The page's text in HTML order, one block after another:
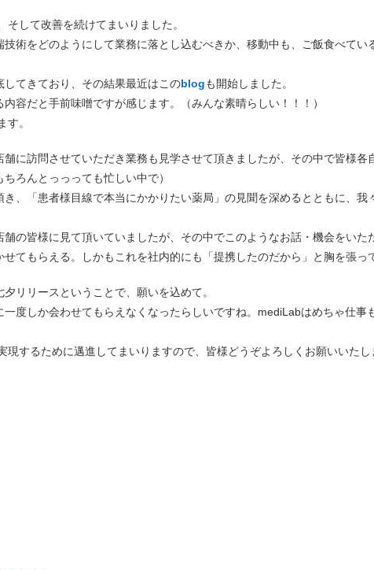
して 改善を続けてまいりました。
術をどのようにして業務に落とし込むべきか、移動中も、ご飯食べて
てきており、その結果最近はこのblogも開始しました。
容だと手前味噌ですが感じます。（みんな素晴らしい！！！）
す。
に訪問させていただき業務も見学させて頂きましたが、その中で皆様
ろんとっっっても忙しい中で）
、「患者様目線で本当にかかりたい薬局」の見聞を深めるとともに、
の皆様に見て頂いていましたが、その中でこのようなお話・機会をい
てもらえる。しかもこれを社内的にも「提携したのだから」と胸を張っ
リリースということで、願いを込めて。
度しか会わせてもらえなくなったらしいですね。mediLabはめちゃ仕事
するために邁進してまいりますので、皆様どうぞよろしくお願いいたし